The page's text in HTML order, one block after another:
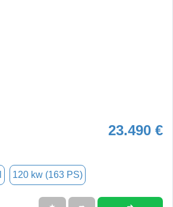
23.490 €
120 kw (163 PS)